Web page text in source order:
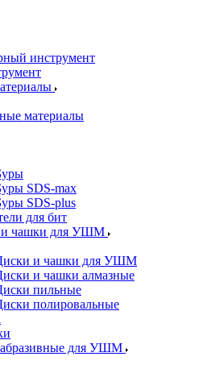
инструмент
материалы
SDS-max
SDS-plus
для бит
и чашки для УШМ
и чашки для УШМ
и чашки алмазные
пильные
полировальные
для УШМ